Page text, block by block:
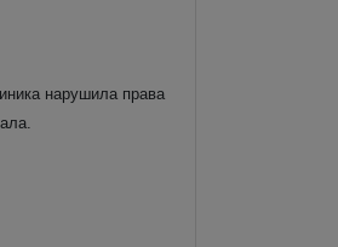
нарушила права